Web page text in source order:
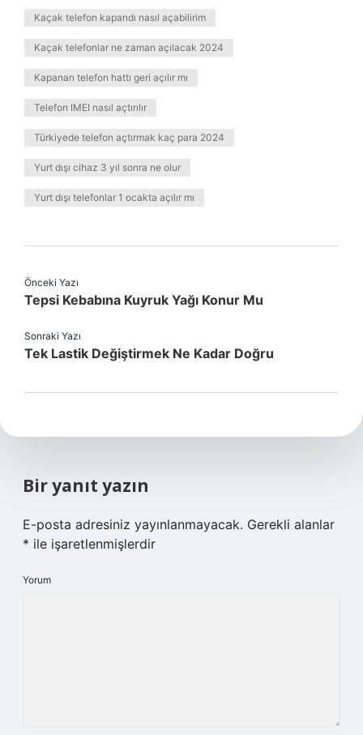
Kaçak telefon kapandı nasıl açabilirim
Kaçak telefonlar ne zaman açılacak 2024
Kapanan telefon hattı geri açılır mı
Telefon IMEI nasıl açtırılır
Türkiyede telefon açtırmak kaç para 2024
Yurt dışı cihaz 3 yıl sonra ne olur
Yurt dışı telefonlar 1 ocakta açılır mı
Önceki Yazı
Tepsi Kebabına Kuyruk Yağı Konur Mu
Sonraki Yazı
Tek Lastik Değiştirmek Ne Kadar Doğru
Bir yanıt yazın
E-posta adresiniz yayınlanmayacak. Gerekli alanlar
* ile işaretlenmişlerdir
Yorum